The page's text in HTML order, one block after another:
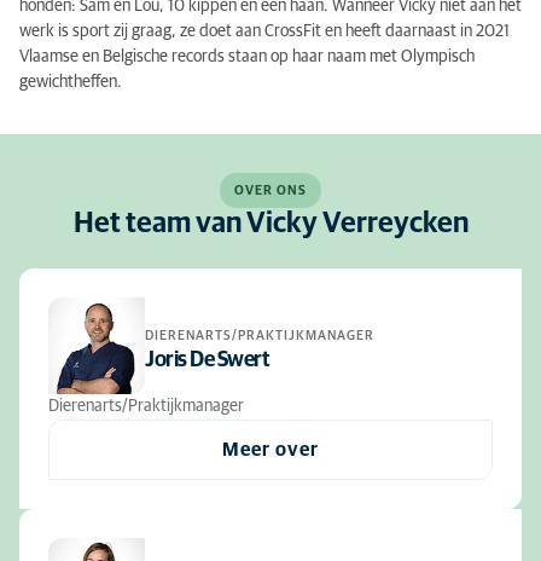
honden: Sam en Lou, 10 kippen en een haan. Wanneer Vicky niet aan het
werk is sport zij graag, ze doet aan CrossFit en heeft daarnaast in 2021
Vlaamse en Belgische records staan op haar naam met Olympisch
gewichtheffen.
OVER ONS
Het team van Vicky Verreycken
DIERENARTS/PRAKTIJKMANAGER
Joris De Swert
Dierenarts/Praktijkmanager
Meer over